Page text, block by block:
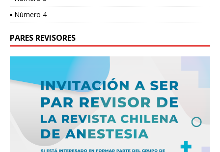
▪ Número 4
PARES REVISORES